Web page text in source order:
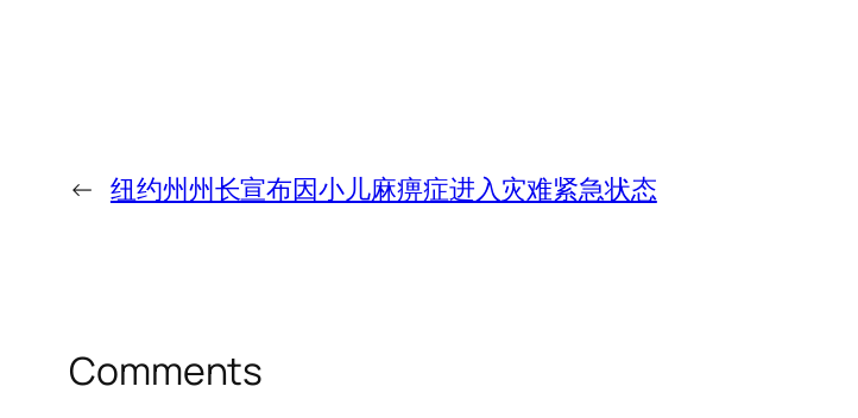
← 纽约州州长宣布因小儿麻痹症进入灾难紧急状态
Comments